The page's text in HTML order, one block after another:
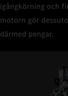
igångkörning och
motorn gör
därmed pengar.